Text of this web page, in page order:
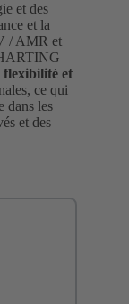
et des
et la
/ AMR et
flexibilité et
ce qui
dans les
et des